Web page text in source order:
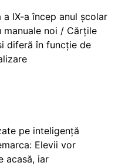
a IX-a încep anul școlar
noi / Cărțile
diferă în funcție de
pe inteligență
Elevii vor
acasă, iar